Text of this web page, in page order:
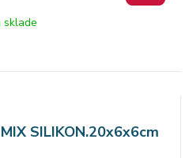
sklade
SILIKON.20x6x6cm